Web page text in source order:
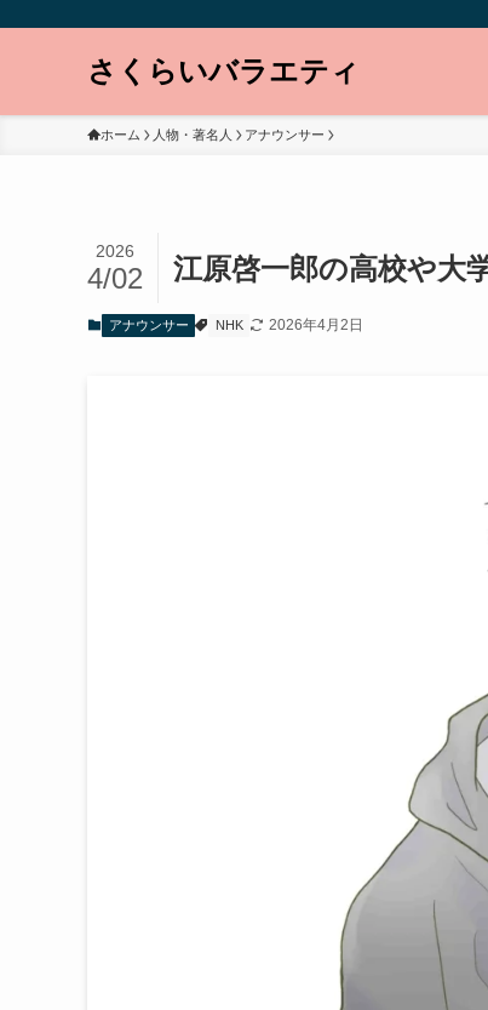
さくらいバラエティ
ホーム 人物・著名人 アナウンサー
江原啓一郎の高校や大
2026
4/02
アナウンサー NHK 2026年4月2日